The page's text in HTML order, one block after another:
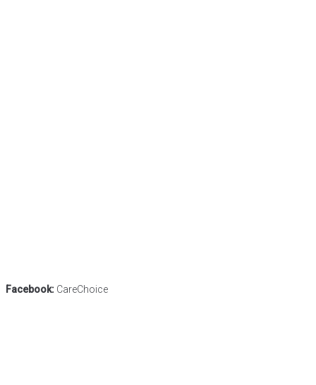
Facebook: CareChoice